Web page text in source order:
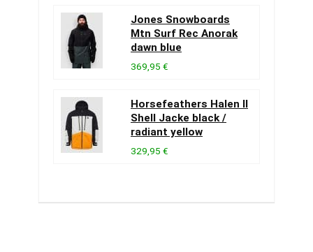
Jones Snowboards
Mtn Surf Rec Anorak
dawn blue
369,95 €
Horsefeathers Halen II
Shell Jacke black /
radiant yellow
329,95 €